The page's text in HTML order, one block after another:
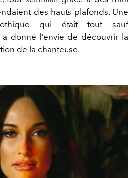
des hauts plafonds. Une
qui était tout sauf
a donné l'envie de découvrir la
de la chanteuse.